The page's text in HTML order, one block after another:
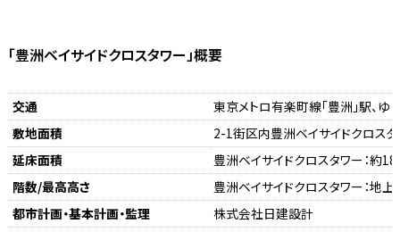
「豊洲ベイサイドクロスタワー」概要
交通
東京メトロ有楽町線「豊洲」駅、ゆ
敷地面積
2-1街区内豊洲ベイサイドクロス
延床面積
豊洲ベイサイドクロスタワー：約
階数/最高高さ
豊洲ベイサイドクロスタワー：地
都市計画・基本計画・監理
株式会社日建設計